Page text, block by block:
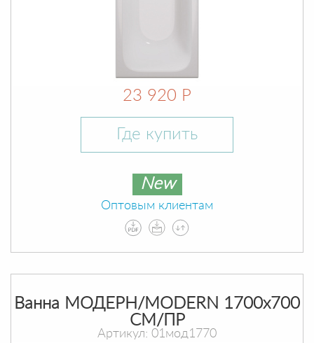
23 920 Р
Где купить
New
Оптовым клиентам
Ванна МОДЕРН/MODERN 1700х700
СМ/ПР
Артикул: 01мод1770